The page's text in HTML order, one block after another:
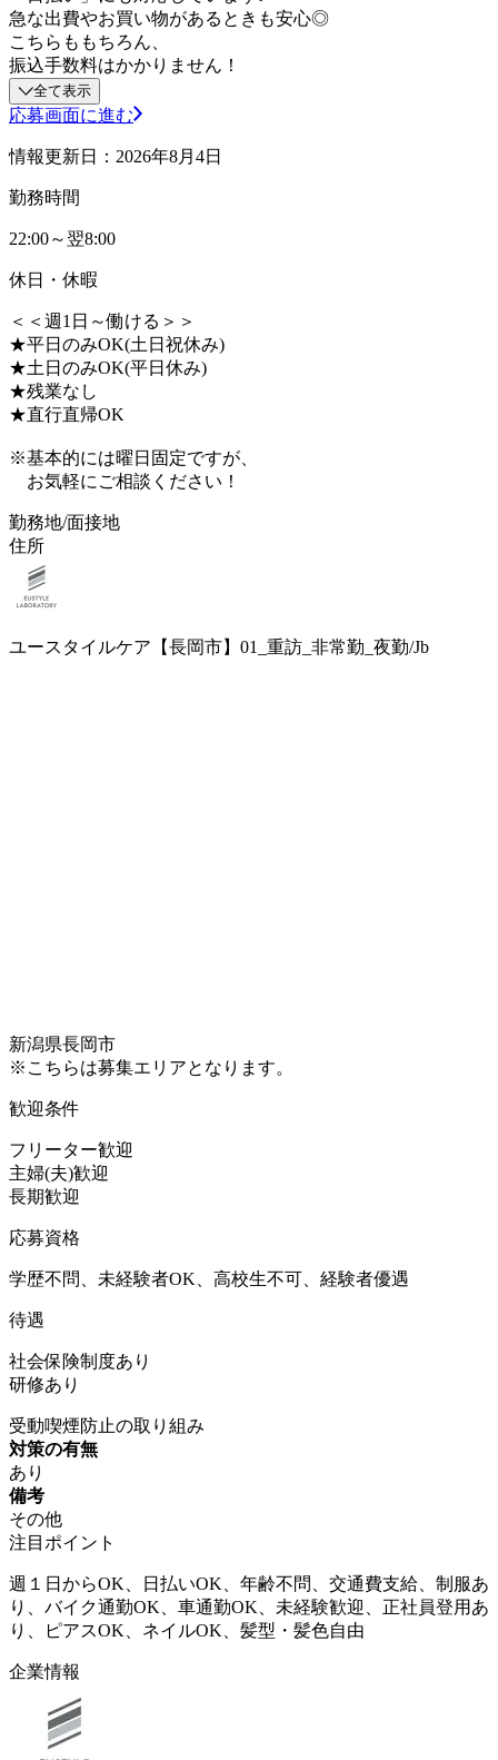
急な出費やお買い物があるときも安心◎
こちらももちろん、
振込手数料はかかりません！
全て表示
応募画面に進む
情報更新日：2026年8月4日
勤務時間
22:00～翌8:00
休日・休暇
＜＜週1日～働ける＞＞
★平日のみOK(土日祝休み)
★土日のみOK(平日休み)
★残業なし
★直行直帰OK
※基本的には曜日固定ですが、
お気軽にご相談ください！
勤務地/面接地
住所
ユースタイルケア【長岡市】01_重訪_非常勤_夜勤/Jb
新潟県長岡市
※こちらは募集エリアとなります。
歓迎条件
フリーター歓迎
主婦(夫)歓迎
長期歓迎
応募資格
学歴不問、未経験者OK、高校生不可、経験者優遇
待遇
社会保険制度あり
研修あり
受動喫煙防止の取り組み
対策の有無
あり
備考
その他
注目ポイント
週１日からOK、日払いOK、年齢不問、交通費支給、制服あ
り、バイク通勤OK、車通勤OK、未経験歓迎、正社員登用あ
り、ピアスOK、ネイルOK、髪型・髪色自由
企業情報